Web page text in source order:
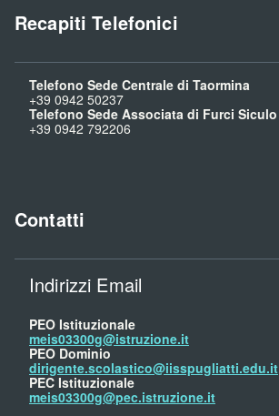
Recapiti Telefonici
Telefono Sede Centrale di Taormina
+39 0942 50237
Telefono Sede Associata di Furci Siculo
+39 0942 792206
Contatti
Indirizzi Email
PEO Istituzionale
meis03300g@istruzione.it
PEO Dominio
dirigente.scolastico@iisspugliatti.edu.it
PEC Istituzionale
meis03300g@pec.istruzione.it